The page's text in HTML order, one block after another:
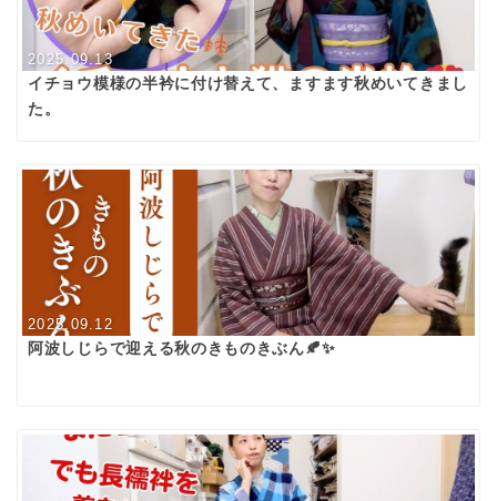
2025.09.13
イチョウ模様の半衿に付け替えて、ますます秋めいてきまし
た。
2025.09.12
阿波しじらで迎える秋のきものきぶん🍂✨